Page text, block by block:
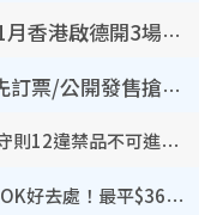
BIGBANG演唱會2026｜11月香港啟德開3場！實名制VIP申請、優先購票攻略
人夫集團｜Klook套票/優先訂票/公開發售搶飛攻略！附票價.購票連結.場地座位表
啟德體育園入場懶人包︱場地守則12違禁品不可進場准帶細水樽但全場禁樽蓋！應援牌有限制！
唱K推介2026︱全港13大卡啦OK好去處！最平$36起 日文K都有！(附地址+收費詳情)